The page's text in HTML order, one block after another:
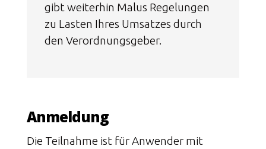
gibt weiterhin Malus Regelungen
zu Lasten Ihres Umsatzes durch
den Verordnungsgeber.
Anmeldung
Die Teilnahme ist für Anwender mit